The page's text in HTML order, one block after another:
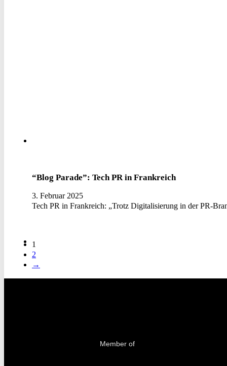
“Blog Parade”: Tech PR in Frankreich
3. Februar 2025
Tech PR in Frankreich: „Trotz Digitalisierung in der PR-
1
2
→
Member of